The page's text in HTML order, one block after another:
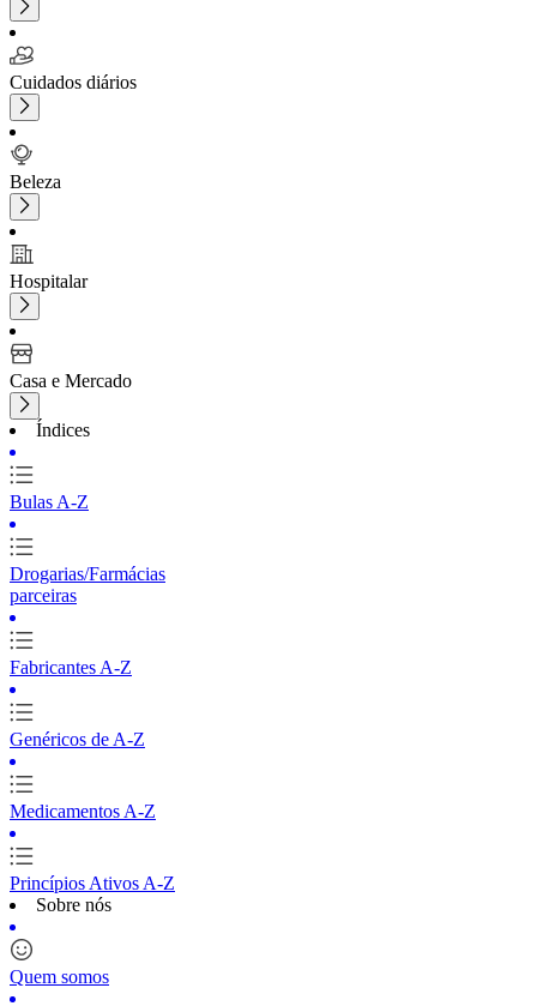
Cuidados diários
Beleza
Hospitalar
Casa e Mercado
Índices
Bulas A-Z
Drogarias/Farmácias
parceiras
Fabricantes A-Z
Genéricos de A-Z
Medicamentos A-Z
Princípios Ativos A-Z
Sobre nós
Quem somos